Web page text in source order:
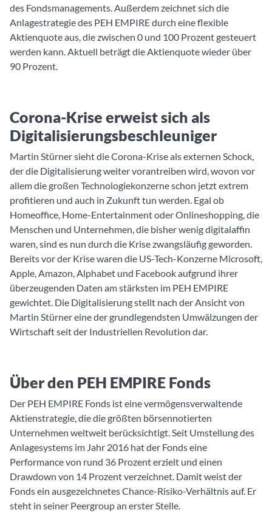
des Fondsmanagements. Außerdem zeichnet sich die
Anlagestrategie des PEH EMPIRE durch eine flexible
Aktienquote aus, die zwischen 0 und 100 Prozent gesteuert
werden kann. Aktuell beträgt die Aktienquote wieder über
90 Prozent.
Corona-Krise erweist sich als
Digitalisierungsbeschleuniger
Martin Stürner sieht die Corona-Krise als externen Schock,
der die Digitalisierung weiter vorantreiben wird, wovon vor
allem die großen Technologiekonzerne schon jetzt extrem
profitieren und auch in Zukunft tun werden. Egal ob
Homeoffice, Home-Entertainment oder Onlineshopping, die
Menschen und Unternehmen, die bisher wenig digitalaffin
waren, sind es nun durch die Krise zwangsläufig geworden.
Bereits vor der Krise waren die US-Tech-Konzerne Microsoft,
Apple, Amazon, Alphabet und Facebook aufgrund ihrer
überzeugenden Daten am stärksten im PEH EMPIRE
gewichtet. Die Digitalisierung stellt nach der Ansicht von
Martin Stürner eine der grundlegendsten Umwälzungen der
Wirtschaft seit der Industriellen Revolution dar.
Über den PEH EMPIRE Fonds
Der PEH EMPIRE Fonds ist eine vermögensverwaltende
Aktienstrategie, die die größten börsennotierten
Unternehmen weltweit berücksichtigt. Seit Umstellung des
Anlagesystems im Jahr 2016 hat der Fonds eine
Performance von rund 36 Prozent erzielt und einen
Drawdown von 14 Prozent verzeichnet. Damit weist der
Fonds ein ausgezeichnetes Chance-Risiko-Verhältnis auf. Er
steht in seiner Peergroup an erster Stelle.